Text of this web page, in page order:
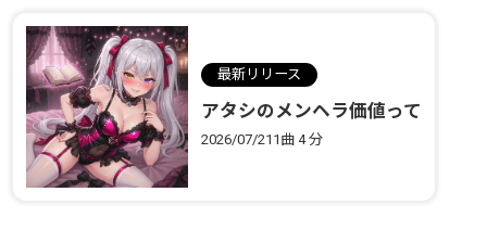
最新リリース
アタシのメンヘラ価値って
売れちゃう？
2026/07/21 1曲4 分